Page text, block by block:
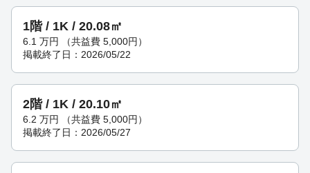
1階 / 1K / 20.08㎡
6.1 万円 （共益費 5,000円）
掲載終了日：2026/05/22
2階 / 1K / 20.10㎡
6.2 万円 （共益費 5,000円）
掲載終了日：2026/05/27